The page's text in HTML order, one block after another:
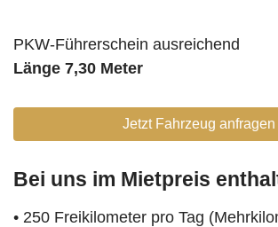
PKW-Führerschein ausreichend
Länge 7,30 Meter
Jetzt Fahrzeug anfragen
Bei uns im Mietpreis
• 250 Freikilometer pro Tag